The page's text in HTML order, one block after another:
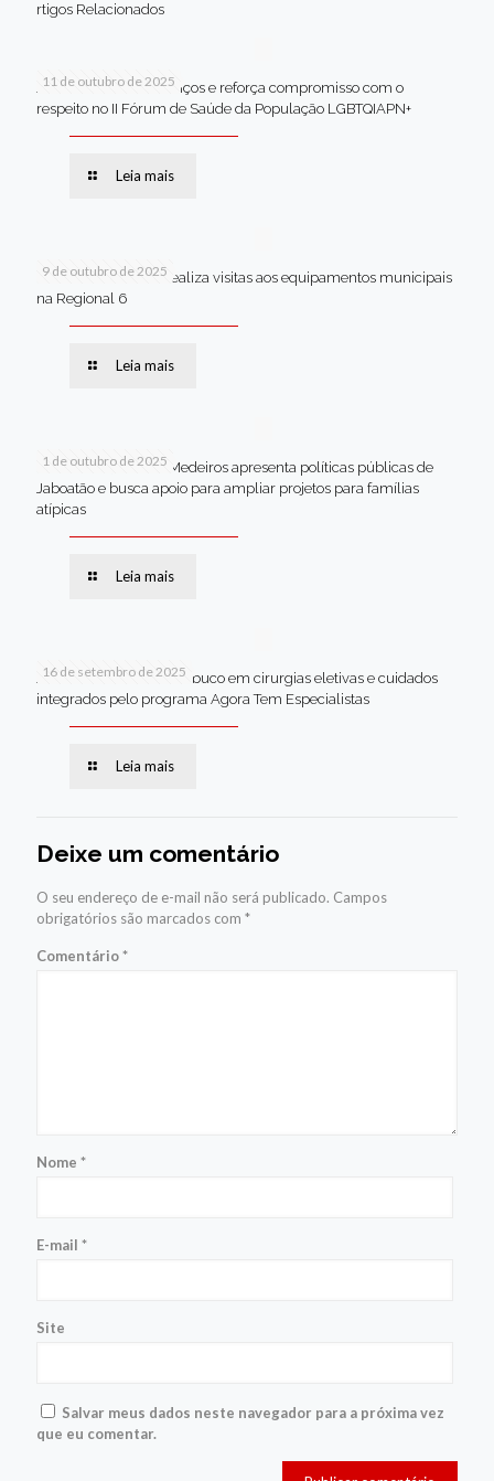
rtigos Relacionados
11 de outubro de 2025
Jaboatão celebra avanços e reforça compromisso com o
respeito no II Fórum de Saúde da População LGBTQIAPN+
Leia mais
9 de outubro de 2025
Van dos secretários realiza visitas aos equipamentos municipais
na Regional 6
Leia mais
1 de outubro de 2025
Em Brasília, Andréa Medeiros apresenta políticas públicas de
Jaboatão e busca apoio para ampliar projetos para famílias
atípicas
Leia mais
16 de setembro de 2025
Jaboatão lidera Pernambuco em cirurgias eletivas e cuidados
integrados pelo programa Agora Tem Especialistas
Leia mais
Deixe um comentário
O seu endereço de e-mail não será publicado. Campos
obrigatórios são marcados com *
Comentário*
Nome *
E-mail *
Site
Salvar meus dados neste navegador para a próxima vez
que eu comentar.